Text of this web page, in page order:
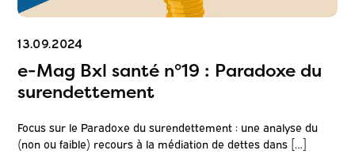
13.09.2024
e-Mag Bxl santé n°19 : Paradoxe du
surendettement
Focus sur le Paradoxe du surendettement : une analyse du
(non ou faible) recours à la médiation de dettes dans […]